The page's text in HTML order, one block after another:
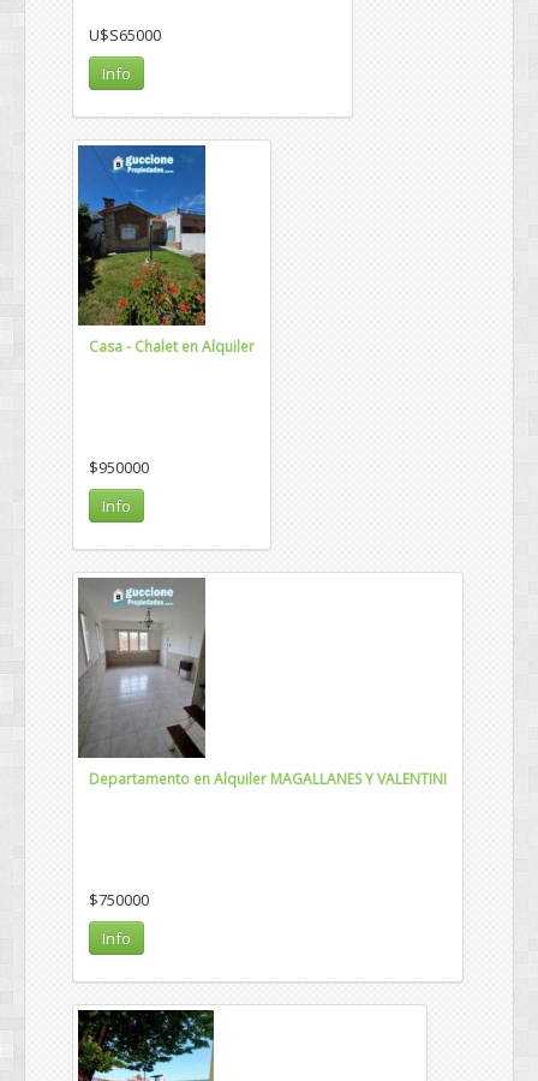
U$S65000
Info
Casa - Chalet en Alquiler
$950000
Info
Departamento en Alquiler MAGALLANES Y VALENTINI
$750000
Info